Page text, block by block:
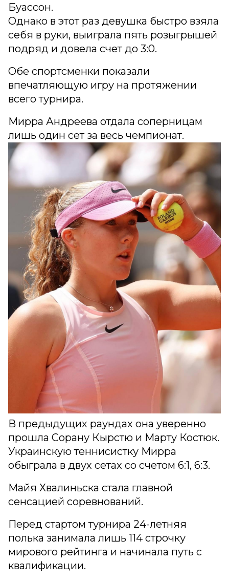
Буассон.
Однако в этот раз девушка быстро взяла
себя в руки, выиграла пять розыгрышей
подряд и довела счет до 3:0.
Обе спортсменки показали
впечатляющую игру на протяжении
всего турнира.
Мирра Андреева отдала соперницам
лишь один сет за весь чемпионат.
В предыдущих раундах она уверенно
прошла Сорану Кырстю и Марту Костюк.
Украинскую теннисистку Мирра
обыграла в двух сетах со счетом 6:1, 6:3.
Майя Хвалиньска стала главной
сенсацией соревнований.
Перед стартом турнира 24-летняя
полька занимала лишь 114 строчку
мирового рейтинга и начинала путь с
квалификации.